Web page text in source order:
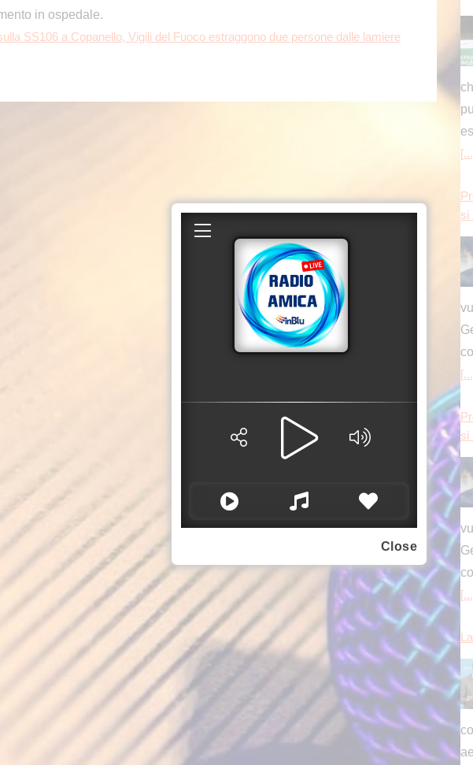
in ospedale.
SS106 a Copanello, Vigili del Fuoco estraggono due persone dalle lamiere
si
si
Close